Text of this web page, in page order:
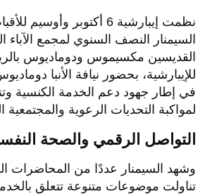
نظمت إيبارشية 6 أكتوبر وأوسيم للأقباط
السيمنار النصف السنوي لمجمع الآباء
القديسين مكسيموس ودوماديوس
للإيبارشية، بحضور نيافة الأنبا
في إطار جهود دعم الخدمة الكنسية
لمواكبة التحديات الرعوية والمجتمعية
التواصل الرقمي والصحة
وشهد السيمنار عددًا من المحاضرات
تناولت موضوعات متنوعة تتعلق